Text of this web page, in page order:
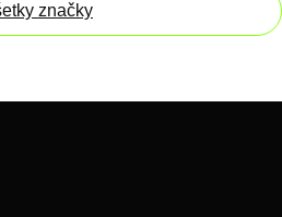
značky